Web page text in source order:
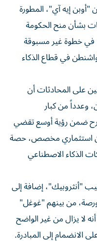
إيه آي"، المطورة
بشأن منح الحكومة
في الشركة، في خطوة غير مسبوقة
في قطاع الذكاء
على المحادثات أن
وعدداً من كبار
ضمن رؤية أوسع تقضي
استثماري مخصص، حصة
الذكاء الاصطناعي
"أنثروبيك"، إضافة إلى
من بينهم "غوغل"
لا يزال من غير الواضح
الانضمام إلى المبادرة.